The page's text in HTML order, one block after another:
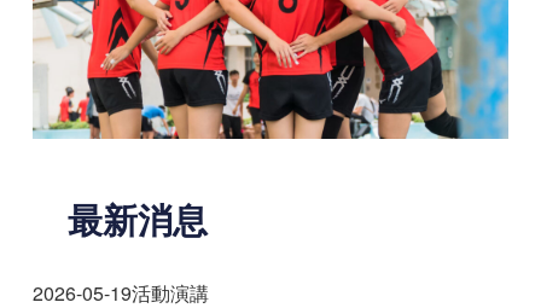
最新消息
2026-05-19活動演講